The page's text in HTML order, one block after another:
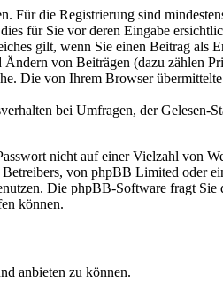
Für die Registrierung sind
für Sie vor deren Eingabe
gilt, wenn Sie einen Beitrag als
von Beiträgen (dazu zählen
Die von Ihrem Browser
bei Umfragen, der Gelesen-
nicht auf einer Vielzahl von
von phpBB Limited oder
Die phpBB-Software fragt
können.
anbieten zu können.